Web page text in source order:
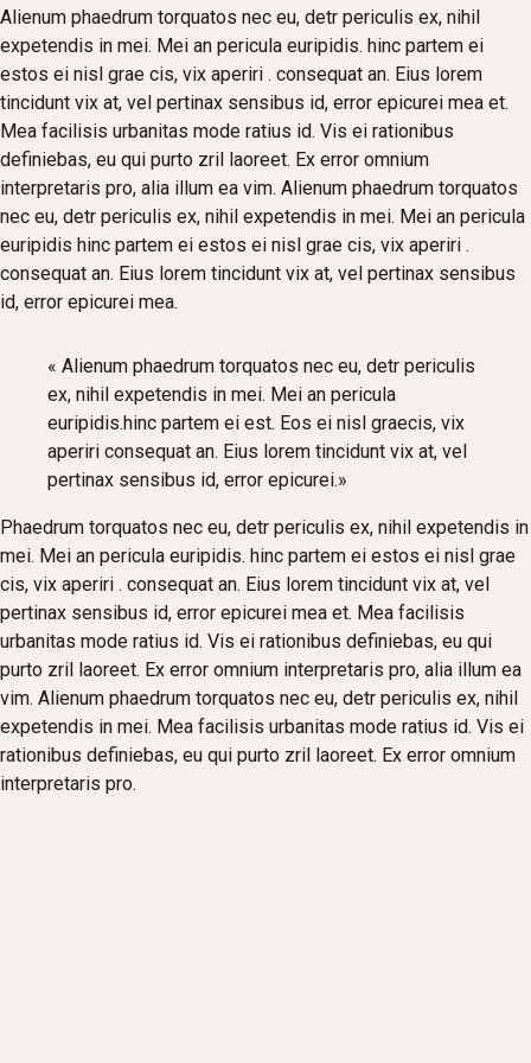
Alienum phaedrum torquatos nec eu, detr periculis ex, nihil
expetendis in mei. Mei an pericula euripidis. hinc partem ei
estos ei nisl grae cis, vix aperiri . consequat an. Eius lorem
tincidunt vix at, vel pertinax sensibus id, error epicurei mea et.
Mea facilisis urbanitas mode ratius id. Vis ei rationibus
definiebas, eu qui purto zril laoreet. Ex error omnium
interpretaris pro, alia illum ea vim. Alienum phaedrum torquatos
nec eu, detr periculis ex, nihil expetendis in mei. Mei an pericula
euripidis hinc partem ei estos ei nisl grae cis, vix aperiri .
consequat an. Eius lorem tincidunt vix at, vel pertinax sensibus
id, error epicurei mea.
« Alienum phaedrum torquatos nec eu, detr periculis
ex, nihil expetendis in mei. Mei an pericula
euripidis.hinc partem ei est. Eos ei nisl graecis, vix
aperiri consequat an. Eius lorem tincidunt vix at, vel
pertinax sensibus id, error epicurei.»
Phaedrum torquatos nec eu, detr periculis ex, nihil expetendis in
mei. Mei an pericula euripidis. hinc partem ei estos ei nisl grae
cis, vix aperiri . consequat an. Eius lorem tincidunt vix at, vel
pertinax sensibus id, error epicurei mea et. Mea facilisis
urbanitas mode ratius id. Vis ei rationibus definiebas, eu qui
purto zril laoreet. Ex error omnium interpretaris pro, alia illum ea
vim. Alienum phaedrum torquatos nec eu, detr periculis ex, nihil
expetendis in mei. Mea facilisis urbanitas mode ratius id. Vis ei
rationibus definiebas, eu qui purto zril laoreet. Ex error omnium
interpretaris pro.